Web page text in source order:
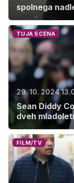
spolnega
TUJA SCENA
29. 10. 2024
Sean Diddy
dveh
FILM/TV